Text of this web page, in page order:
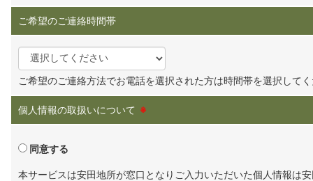
ご希望のご連絡時間帯
ご希望のご連絡方法でお電話を選択された方は時間帯を選択して
個人情報の取扱いについて ※
同意する
本サービスは安田地所が窓口となりご入力いただいた個人情報は